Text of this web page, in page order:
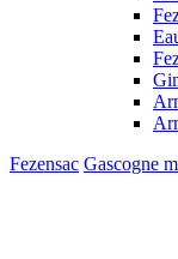
Fezensac Gascogne